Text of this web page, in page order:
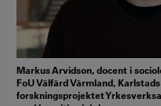
Markus Arvidson, docent i
FoU Välfärd Värmland,
forskningsprojektet